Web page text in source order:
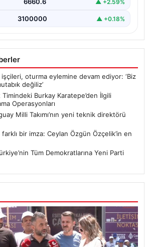
▲ +2.59%
3100000 ▲ +0.18%
oturma eylemine devam ediyor: ‘Biz
değiliz’
Timindeki Burkay Karatepe’den İlgili
Operasyonları
Milli Takımı’nın yeni teknik direktörü
bir imza: Ceylan Özgün Özçelik’in en
Tüm Demokratlarına Yeni Parti